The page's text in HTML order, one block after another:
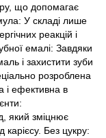
що допомагає
У складі лише
реакцій і
емалі: Завдяки
і захистити зуби
розроблена
і ефективна в
який зміцнює
карієсу. Без цукру: